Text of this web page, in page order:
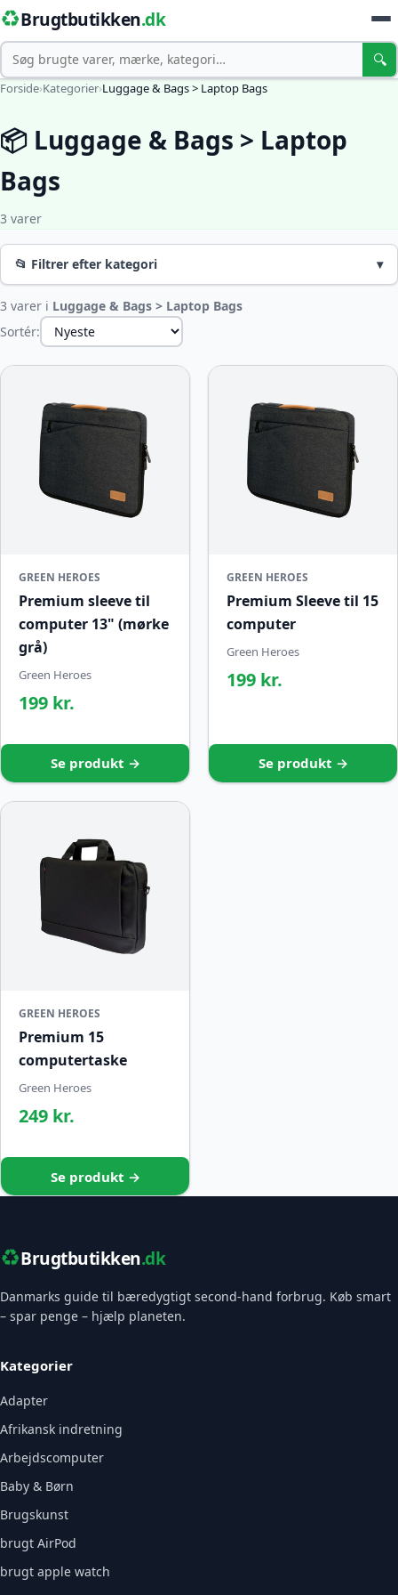
♻️Brugtbutikken.dk
Søg 🔍
Forside›Kategorier›Luggage & Bags > Laptop Bags
📦 Luggage & Bags > Laptop
Bags
3 varer
📂 Filtrer efter kategori ▾
3 varer i Luggage & Bags > Laptop Bags
Sortér:
GREEN HEROES
Premium sleeve til
computer 13" (mørke
grå)
Green Heroes
199 kr.
Se produkt →
GREEN HEROES
Premium Sleeve til 15
computer
Green Heroes
199 kr.
Se produkt →
GREEN HEROES
Premium 15
computertaske
Green Heroes
249 kr.
Se produkt →
♻️Brugtbutikken.dk
Danmarks guide til bæredygtigt second-hand forbrug. Køb smart
– spar penge – hjælp planeten.
Kategorier
Adapter
Afrikansk indretning
Arbejdscomputer
Baby & Børn
Brugskunst
brugt AirPod
brugt apple watch